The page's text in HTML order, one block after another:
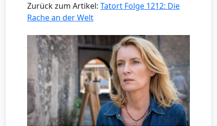
Zurück zum Artikel: Tatort Folge 1212: Die
Rache an der Welt